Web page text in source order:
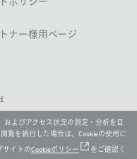
ポリシー
ナー様用ページ
よびアクセス状況の測定・分析を目
覧を続行した場合は、Cookieの使用に
サイトのCookieポリシー
をご確認く